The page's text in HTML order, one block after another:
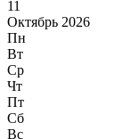
11
Октябрь 2026
Пн
Вт
Ср
Чт
Пт
Сб
Вс